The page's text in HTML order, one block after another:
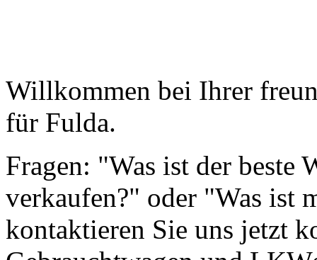
Willkommen bei Ihrer
für Fulda.
Fragen: "Was ist der beste
verkaufen?" oder "Was ist
kontaktieren Sie uns jetzt